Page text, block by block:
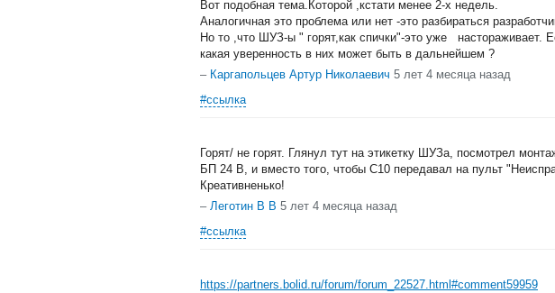
Вот подобная тема.Которой ,кстати менее 2-х недель.
Аналогичная это проблема или нет -это разбираться
Но то ,что ШУЗ-ы " горят,как спички"-это уже
какая уверенность в них может быть в дальнейшем ?
– Каргапольцев Артур Николаевич 5 лет 4 месяца назад
#ссылка
Горят/ не горят. Глянул тут на этикетку ШУЗа, посмотрел
БП 24 В, и вместо того, чтобы С10 передавал на пульт
Креативненько!
– Леготин В В 5 лет 4 месяца назад
#ссылка
https://partners.bolid.ru/forum/forum_22527.html#comment59959